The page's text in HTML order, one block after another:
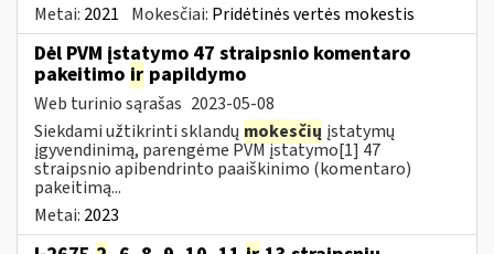
Metai: 2021 Mokesčiai: Pridėtinės vertės mokestis
Dėl PVM įstatymo 47 straipsnio komentaro
pakeitimo ir papildymo
Web turinio sąrašas 2023-05-08
Siekdami užtikrinti sklandų mokesčių įstatymų
įgyvendinimą, parengėme PVM įstatymo[1] 47
straipsnio apibendrinto paaiškinimo (komentaro)
pakeitimą...
Metai: 2023